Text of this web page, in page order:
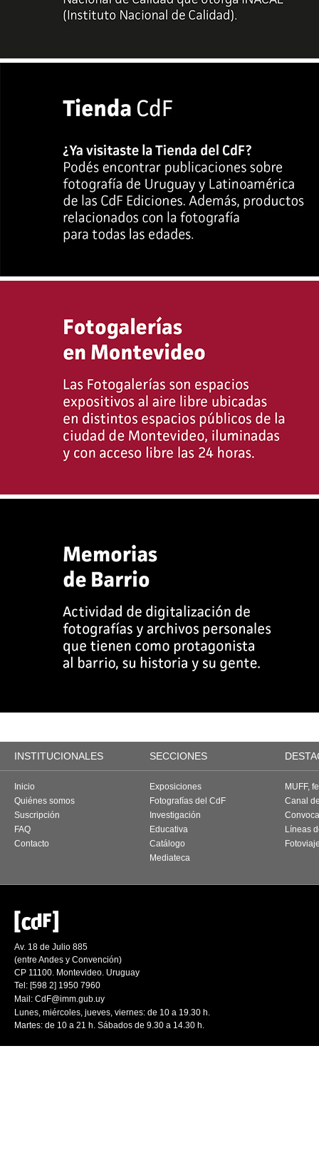
INSTITUCIONALES SECCIONES
Inicio
Quiénes somos
Suscripción
FAQ
Contacto
Exposiciones
Fotografías del CdF
Investigación
Educativa
Catálogo
Mediateca
MUFF,
Canal
Líneas
Av. 18 de Julio 885
(entre Andes y Convención)
CP 11100. Montevideo. Uruguay
Tel: [598 2] 1950 7960
Mail: CdF@imm.gub.uy
Lunes, miércoles, jueves, viernes: de 10 a 19.30 h.
Martes: de 10 a 21 h. Sábados de 9.30 a 14.30 h.